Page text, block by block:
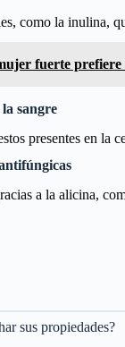
como la inulina,
fuerte prefiere
sangre
presentes en la
a la alicina,
sus propiedades?